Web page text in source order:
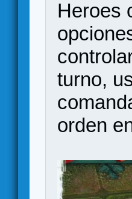
Heroes
turno,
orden